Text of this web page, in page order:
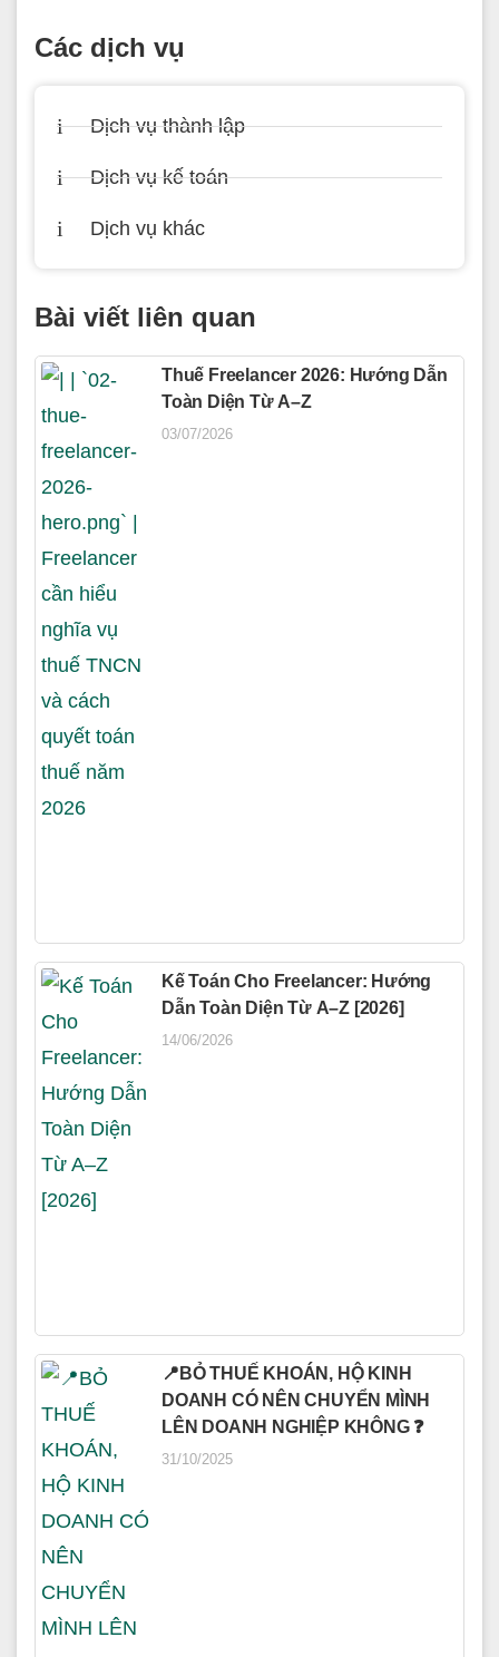
Các dịch vụ
Dịch vụ thành lập
Dịch vụ kế toán
Dịch vụ khác
Bài viết liên quan
Thuế Freelancer 2026: Hướng Dẫn
Toàn Diện Từ A–Z
03/07/2026
Kế Toán Cho Freelancer: Hướng
Dẫn Toàn Diện Từ A–Z [2026]
14/06/2026
📍BỎ THUẾ KHOÁN, HỘ KINH
DOANH CÓ NÊN CHUYỂN MÌNH
LÊN DOANH NGHIỆP KHÔNG ❓
31/10/2025